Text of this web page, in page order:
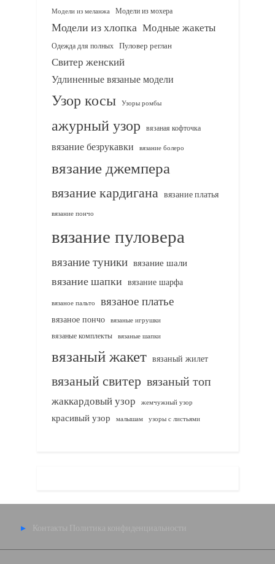
Модели из меланжа Модели из мохера
Модели из хлопка Модные жакеты
Одежда для полных Пуловер реглан
Свитер женский
Удлиненные вязаные модели
Узор косы Узоры ромбы
ажурный узор вязаная кофточка
вязание безрукавки вязание болеро
вязание джемпера
вязание кардигана вязание платья
вязание пончо
вязание пуловера
вязание туники вязание шали
вязание шапки вязание шарфа
вязаное пальто вязаное платье
вязаное пончо вязаные игрушки
вязаные комплекты
вязаные шапки
вязаный жакет вязаный жилет
вязаный свитер вязаный топ
жаккардовый узор жемчужный узор
красивый узор малышам узоры с листьями
Контакты Политика конфиденциальности